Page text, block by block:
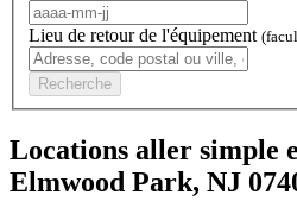
Lieu de retour de l'équipement
Recherche
Locations aller simple
Elmwood Park, NJ